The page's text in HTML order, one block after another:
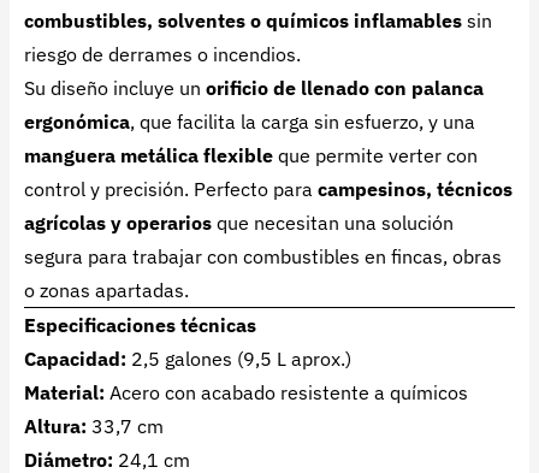
combustibles, solventes o químicos inflamables sin
riesgo de derrames o incendios.
Su diseño incluye un orificio de llenado con palanca
ergonómica, que facilita la carga sin esfuerzo, y una
manguera metálica flexible que permite verter con
control y precisión. Perfecto para campesinos, técnicos
agrícolas y operarios que necesitan una solución
segura para trabajar con combustibles en fincas, obras
o zonas apartadas.
Especificaciones técnicas
Capacidad: 2,5 galones (9,5 L aprox.)
Material: Acero con acabado resistente a químicos
Altura: 33,7 cm
Diámetro: 24,1 cm